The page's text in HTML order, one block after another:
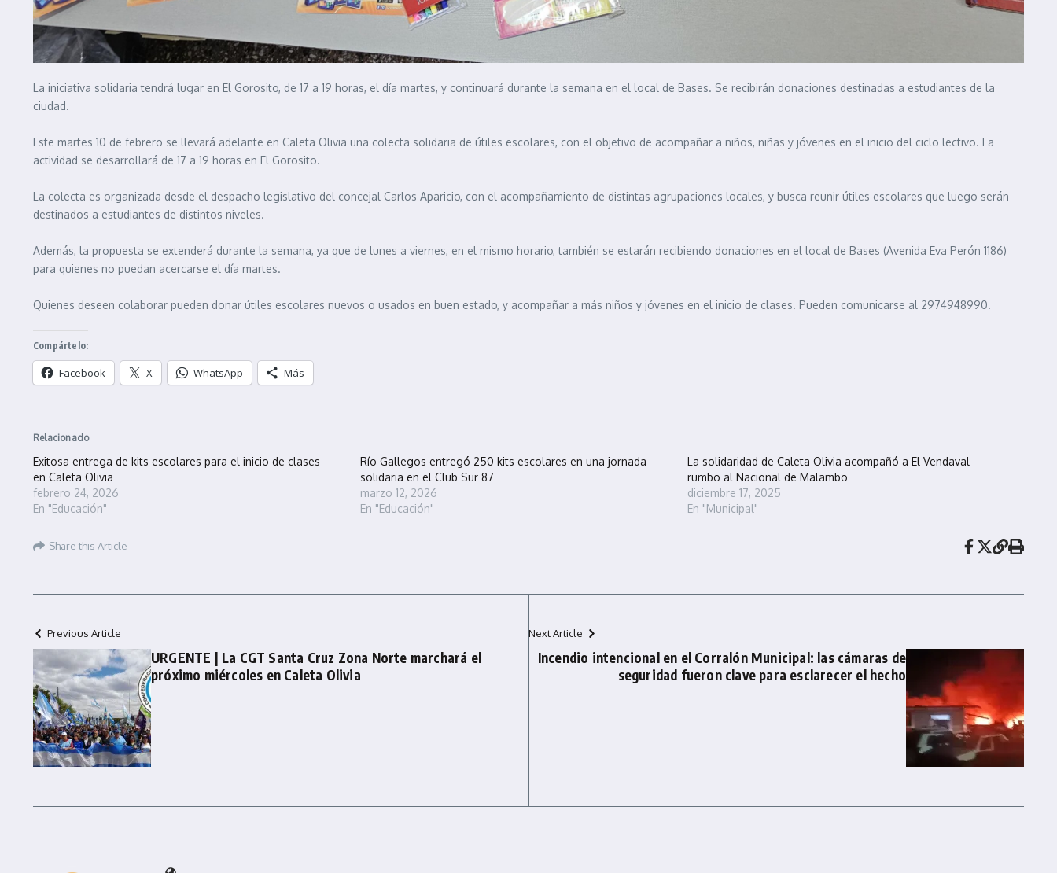
La iniciativa solidaria tendrá lugar en El Gorosito, de 17 a 19 horas, el día martes, y continuará durante la semana en el local de Bases. Se recibirán donaciones destinadas a estudiantes de la
ciudad.
Este martes 10 de febrero se llevará adelante en Caleta Olivia una colecta solidaria de útiles escolares, con el objetivo de acompañar a niños, niñas y jóvenes en el inicio del ciclo lectivo. La
actividad se desarrollará de 17 a 19 horas en El Gorosito.
La colecta es organizada desde el despacho legislativo del concejal Carlos Aparicio, con el acompañamiento de distintas agrupaciones locales, y busca reunir útiles escolares que luego serán
destinados a estudiantes de distintos niveles.
Además, la propuesta se extenderá durante la semana, ya que de lunes a viernes, en el mismo horario, también se estarán recibiendo donaciones en el local de Bases (Avenida Eva Perón 1186)
para quienes no puedan acercarse el día martes.
Quienes deseen colaborar pueden donar útiles escolares nuevos o usados en buen estado, y acompañar a más niños y jóvenes en el inicio de clases. Pueden comunicarse al 2974948990.
Compártelo:
Facebook X WhatsApp Más
Relacionado
Exitosa entrega de kits escolares para el inicio de clases
en Caleta Olivia
febrero 24, 2026
En "Educación"
Río Gallegos entregó 250 kits escolares en una jornada
solidaria en el Club Sur 87
marzo 12, 2026
En "Educación"
La solidaridad de Caleta Olivia acompañó a El Vendaval
rumbo al Nacional de Malambo
diciembre 17, 2025
En "Municipal"
Share this Article
Previous Article
URGENTE | La CGT Santa Cruz Zona Norte marchará el
próximo miércoles en Caleta Olivia
Next Article
Incendio intencional en el Corralón Municipal: las cámaras de
seguridad fueron clave para esclarecer el hecho